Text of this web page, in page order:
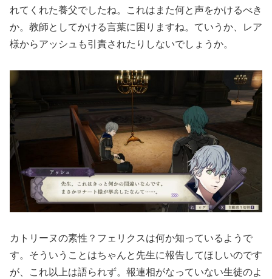
れてくれた養父でしたね。これはまた何と声をかけるべき
か。教師としてかける言葉に困りますね。ていうか、レア
様からアッシュも引責されたりしないでしょうか。
カトリーヌの素性？フェリクスは何か知っているようで
す。そういうことはちゃんと先生に報告してほしいのです
が、これ以上は語られず。報連相がなっていない生徒のよ